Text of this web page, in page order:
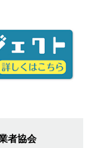
者協会